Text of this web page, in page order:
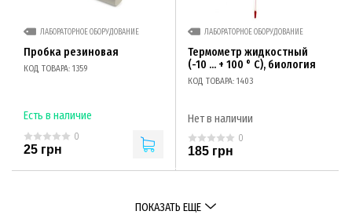
ЛАБОРАТОРНОЕ ОБОРУДОВАНИЕ
Пробка резиновая
КОД ТОВАРА: 1359
Есть в наличие
0
25 грн
ЛАБОРАТОРНОЕ ОБОРУДОВАНИЕ
Термометр жидкостный
(-10 ... + 100 ° С), биология
КОД ТОВАРА: 1403
Нет в наличии
0
185 грн
ПОКАЗАТЬ ЕЩЕ